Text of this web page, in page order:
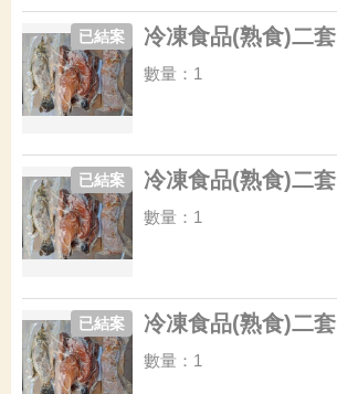
冷凍食品(熟食)二套
已結案
數量：1
冷凍食品(熟食)二套
已結案
數量：1
冷凍食品(熟食)二套
已結案
數量：1